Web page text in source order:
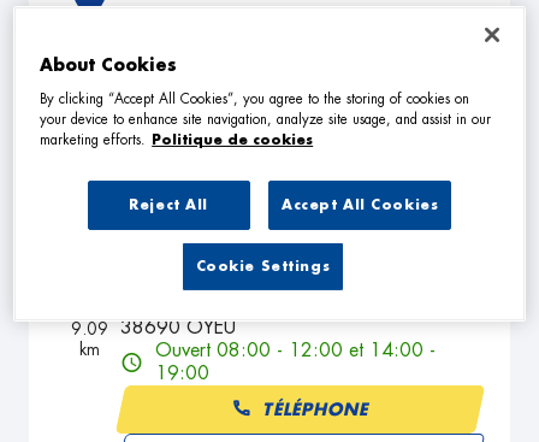
km
Ouvert 08:00 - 12:00 et 14:00 -
TÉLÉPHONE
9.09
km
GARAGE JAYET
38690 OYEU
Ouvert 08:00 - 12:00 et 14:00 -
19:00
TÉLÉPHONE
About Cookies
By clicking “Accept All Cookies”, you agree to the storing of cookies on
your device to enhance site navigation, analyze site usage, and assist in our
marketing efforts.
Politique de cookies
Reject All Accept All Cookies
Cookie Settings